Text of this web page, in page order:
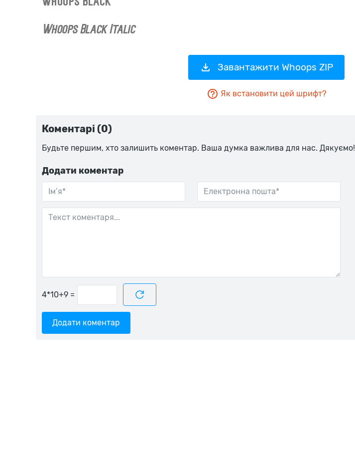
Завантажити Whoops ZIP
Як встановити цей шрифт?
Коментарі (0)
Будьте першим, хто залишить коментар. Ваша думка важлива для нас. Дякуємо!
Додати коментар
=
Додати коментар